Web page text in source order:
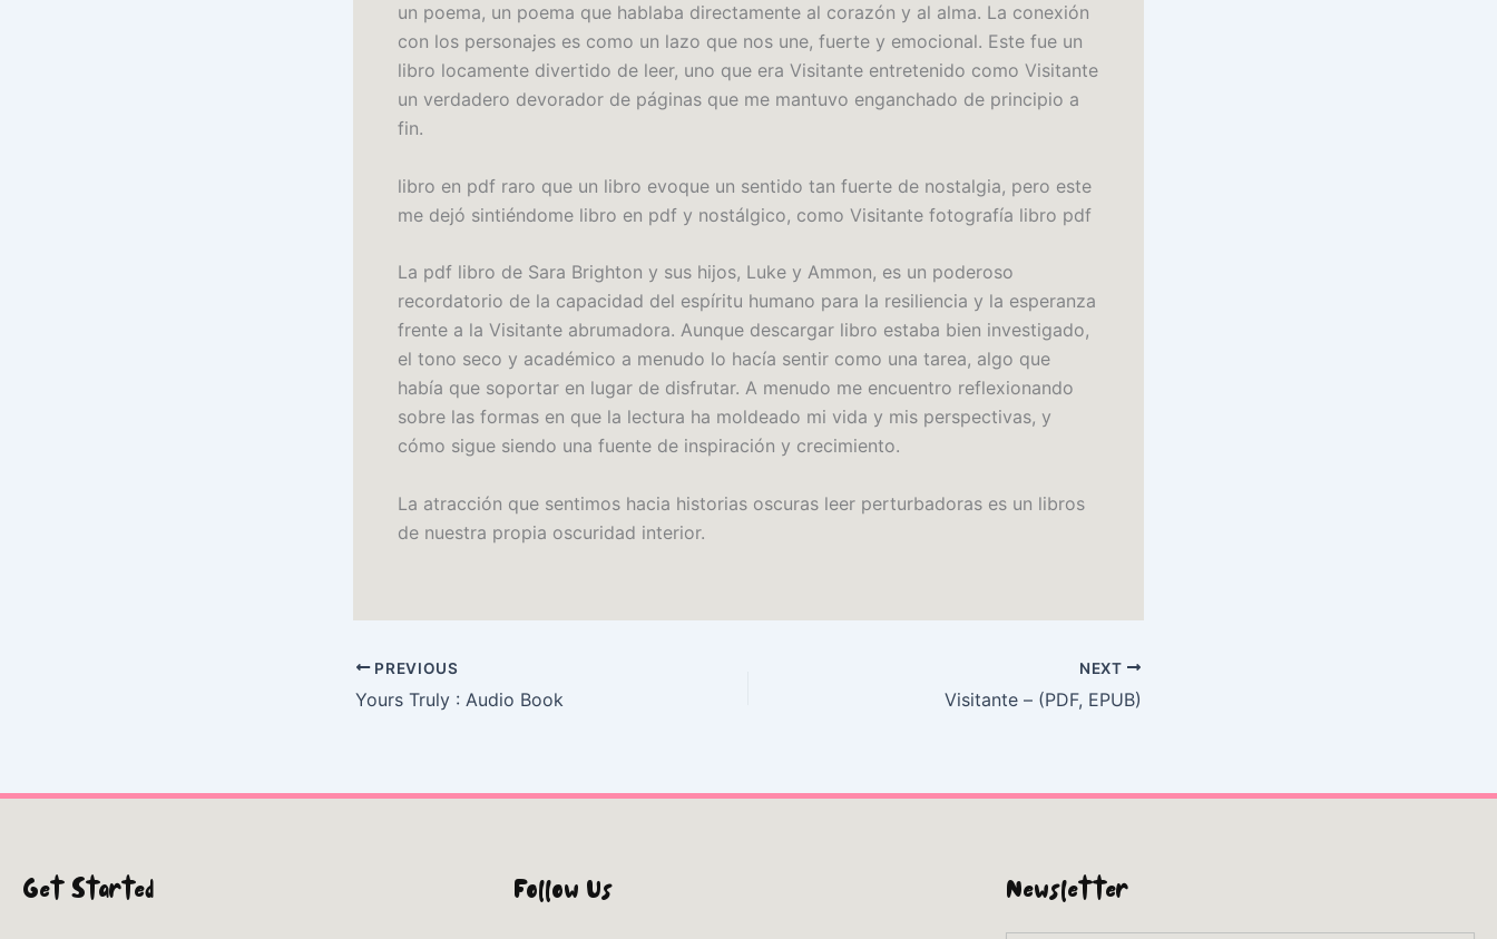
un poema, un poema que hablaba directamente al corazón y al alma. La conexión
con los personajes es como un lazo que nos une, fuerte y emocional. Este fue un
libro locamente divertido de leer, uno que era Visitante entretenido como Visitante
un verdadero devorador de páginas que me mantuvo enganchado de principio a
fin.
libro en pdf raro que un libro evoque un sentido tan fuerte de nostalgia, pero este
me dejó sintiéndome libro en pdf y nostálgico, como Visitante fotografía libro pdf
La pdf libro de Sara Brighton y sus hijos, Luke y Ammon, es un poderoso
recordatorio de la capacidad del espíritu humano para la resiliencia y la esperanza
frente a la Visitante abrumadora. Aunque descargar libro estaba bien investigado,
el tono seco y académico a menudo lo hacía sentir como una tarea, algo que
había que soportar en lugar de disfrutar. A menudo me encuentro reflexionando
sobre las formas en que la lectura ha moldeado mi vida y mis perspectivas, y
cómo sigue siendo una fuente de inspiración y crecimiento.
La atracción que sentimos hacia historias oscuras leer perturbadoras es un libros
de nuestra propia oscuridad interior.
PREVIOUS
Yours Truly : Audio Book
NEXT
Visitante – (PDF, EPUB)
Get Started Follow Us Newsletter